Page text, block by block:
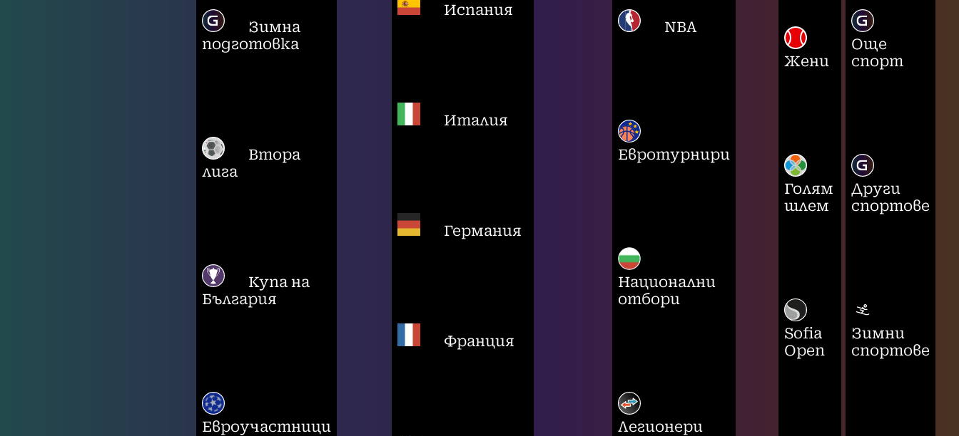
Зимна
подготовка
Втора
лига
Купа на
България
Евроучастници
Испания
Италия
Германия
Франция
NBA
Евротурнири
Национални
отбори
Легионери
Жени
Голям
шлем
Sofia
Open
Още
спорт
Други
спортове
Зимни
спортове